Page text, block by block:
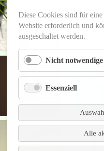
nach
Diese Cookies sind für
Website erforderlich und
ausgeschaltet werden.
Nicht
Essenziell
Alle